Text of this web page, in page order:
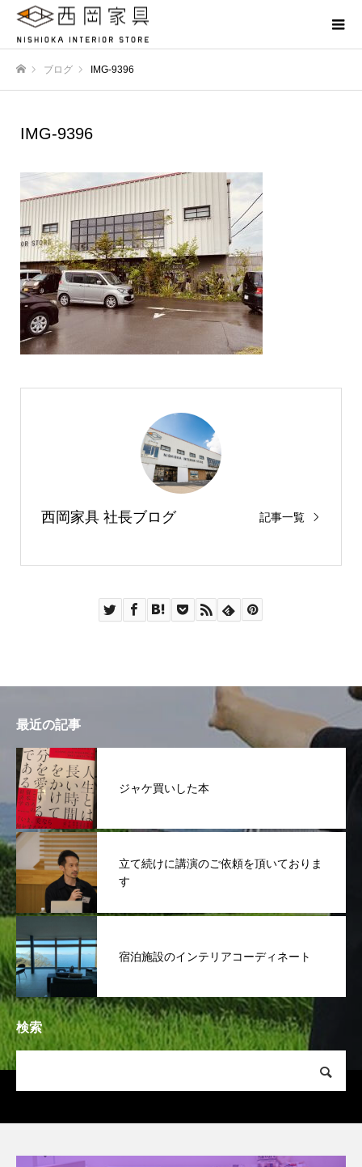
ブログ IMG-9396
IMG-9396
西岡家具 社長ブログ 記事一覧
最近の記事
ジャケ買いした本
立て続けに講演のご依頼を頂いておりま
す
宿泊施設のインテリアコーディネート
検索